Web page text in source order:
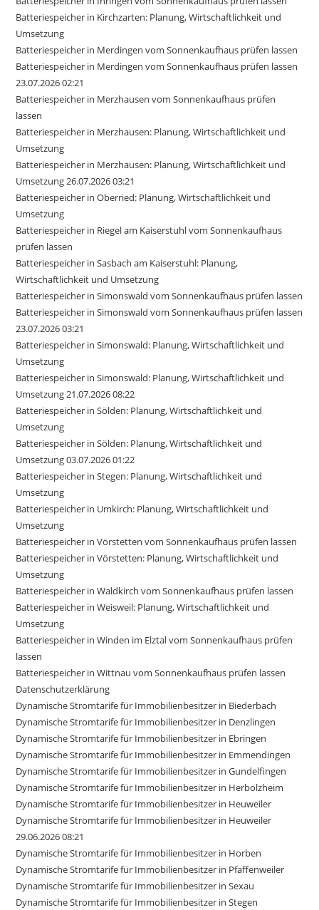
Batteriespeicher in Kirchzarten: Planung, Wirtschaftlichkeit und
Umsetzung
Batteriespeicher in Merdingen vom Sonnenkaufhaus prüfen lassen
Batteriespeicher in Merdingen vom Sonnenkaufhaus prüfen lassen
23.07.2026 02:21
Batteriespeicher in Merzhausen vom Sonnenkaufhaus prüfen
lassen
Batteriespeicher in Merzhausen: Planung, Wirtschaftlichkeit und
Umsetzung
Batteriespeicher in Merzhausen: Planung, Wirtschaftlichkeit und
Umsetzung 26.07.2026 03:21
Batteriespeicher in Oberried: Planung, Wirtschaftlichkeit und
Umsetzung
Batteriespeicher in Riegel am Kaiserstuhl vom Sonnenkaufhaus
prüfen lassen
Batteriespeicher in Sasbach am Kaiserstuhl: Planung,
Wirtschaftlichkeit und Umsetzung
Batteriespeicher in Simonswald vom Sonnenkaufhaus prüfen lassen
Batteriespeicher in Simonswald vom Sonnenkaufhaus prüfen lassen
23.07.2026 03:21
Batteriespeicher in Simonswald: Planung, Wirtschaftlichkeit und
Umsetzung
Batteriespeicher in Simonswald: Planung, Wirtschaftlichkeit und
Umsetzung 21.07.2026 08:22
Batteriespeicher in Sölden: Planung, Wirtschaftlichkeit und
Umsetzung
Batteriespeicher in Sölden: Planung, Wirtschaftlichkeit und
Umsetzung 03.07.2026 01:22
Batteriespeicher in Stegen: Planung, Wirtschaftlichkeit und
Umsetzung
Batteriespeicher in Umkirch: Planung, Wirtschaftlichkeit und
Umsetzung
Batteriespeicher in Vörstetten vom Sonnenkaufhaus prüfen lassen
Batteriespeicher in Vörstetten: Planung, Wirtschaftlichkeit und
Umsetzung
Batteriespeicher in Waldkirch vom Sonnenkaufhaus prüfen lassen
Batteriespeicher in Weisweil: Planung, Wirtschaftlichkeit und
Umsetzung
Batteriespeicher in Winden im Elztal vom Sonnenkaufhaus prüfen
lassen
Batteriespeicher in Wittnau vom Sonnenkaufhaus prüfen lassen
Datenschutzerklärung
Dynamische Stromtarife für Immobilienbesitzer in Biederbach
Dynamische Stromtarife für Immobilienbesitzer in Denzlingen
Dynamische Stromtarife für Immobilienbesitzer in Ebringen
Dynamische Stromtarife für Immobilienbesitzer in Emmendingen
Dynamische Stromtarife für Immobilienbesitzer in Gundelfingen
Dynamische Stromtarife für Immobilienbesitzer in Herbolzheim
Dynamische Stromtarife für Immobilienbesitzer in Heuweiler
Dynamische Stromtarife für Immobilienbesitzer in Heuweiler
29.06.2026 08:21
Dynamische Stromtarife für Immobilienbesitzer in Horben
Dynamische Stromtarife für Immobilienbesitzer in Pfaffenweiler
Dynamische Stromtarife für Immobilienbesitzer in Sexau
Dynamische Stromtarife für Immobilienbesitzer in Stegen